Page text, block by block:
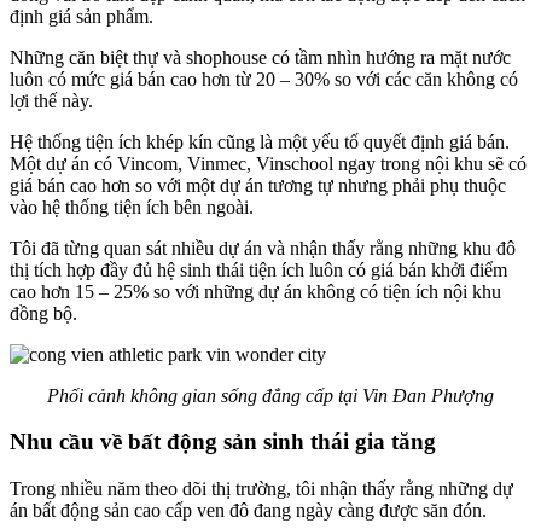
định giá sản phẩm.
Những căn biệt thự và shophouse có tầm nhìn hướng ra mặt nước
luôn có mức giá bán cao hơn từ 20 – 30% so với các căn không có
lợi thế này.
Hệ thống tiện ích khép kín cũng là một yếu tố quyết định giá bán.
Một dự án có Vincom, Vinmec, Vinschool ngay trong nội khu sẽ có
giá bán cao hơn so với một dự án tương tự nhưng phải phụ thuộc
vào hệ thống tiện ích bên ngoài.
Tôi đã từng quan sát nhiều dự án và nhận thấy rằng những khu đô
thị tích hợp đầy đủ hệ sinh thái tiện ích luôn có giá bán khởi điểm
cao hơn 15 – 25% so với những dự án không có tiện ích nội khu
đồng bộ.
Phối cảnh không gian sống đẳng cấp tại Vin Đan Phượng
Nhu cầu về bất động sản sinh thái gia tăng
Trong nhiều năm theo dõi thị trường, tôi nhận thấy rằng những dự
án bất động sản cao cấp ven đô đang ngày càng được săn đón.